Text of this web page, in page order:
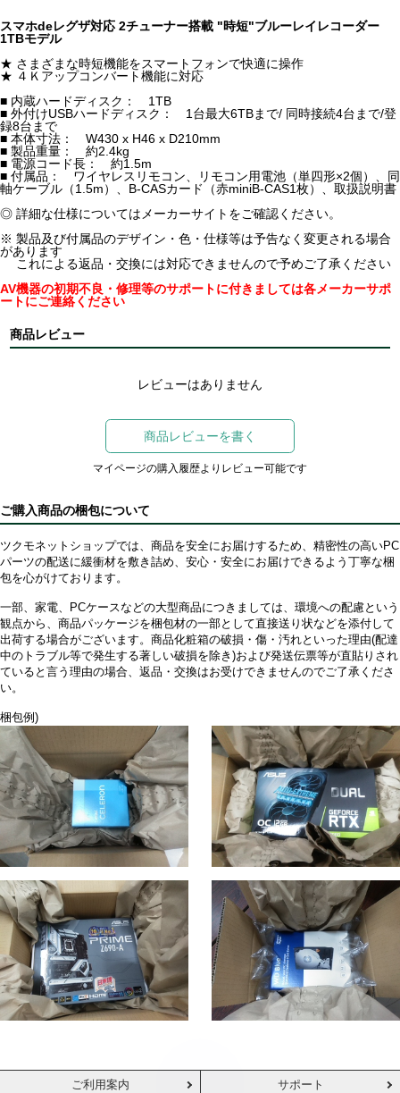
スマホdeレグザ対応 2チューナー搭載 "時短"ブルーレイレコーダー
1TBモデル
★ さまざまな時短機能をスマートフォンで快適に操作
★ ４Ｋアップコンバート機能に対応
■ 内蔵ハードディスク： 1TB
■ 外付けUSBハードディスク： 1台最大6TBまで/ 同時接続4台まで/登
録8台まで
■ 本体寸法： W430 x H46 x D210mm
■ 製品重量： 約2.4kg
■ 電源コード長： 約1.5m
■ 付属品： ワイヤレスリモコン、リモコン用電池（単四形×2個）、同
軸ケーブル（1.5m）、B-CASカード（赤miniB-CAS1枚）、取扱説明書
◎ 詳細な仕様についてはメーカーサイトをご確認ください。
※ 製品及び付属品のデザイン・色・仕様等は予告なく変更される場合
があります
これによる返品・交換には対応できませんので予めご了承ください
AV機器の初期不良・修理等のサポートに付きましては各メーカーサポ
ートにご連絡ください
商品レビュー
レビューはありません
商品レビューを書く
マイページの購入履歴よりレビュー可能です
ご購入商品の梱包について
ツクモネットショップでは、商品を安全にお届けするため、精密性の高いPC
パーツの配送に緩衝材を敷き詰め、安心・安全にお届けできるよう丁寧な梱
包を心がけております。
一部、家電、PCケースなどの大型商品につきましては、環境への配慮という
観点から、商品パッケージを梱包材の一部として直接送り状などを添付して
出荷する場合がございます。商品化粧箱の破損・傷・汚れといった理由(配達
中のトラブル等で発生する著しい破損を除き)および発送伝票等が直貼りされ
ていると言う理由の場合、返品・交換はお受けできませんのでご了承くださ
い。
梱包例)
ご利用案内 サポート